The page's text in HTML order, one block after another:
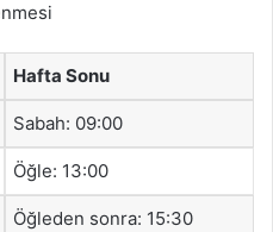
Hafta Sonu
Sabah: 09:00
Öğle: 13:00
Öğleden sonra: 15:30